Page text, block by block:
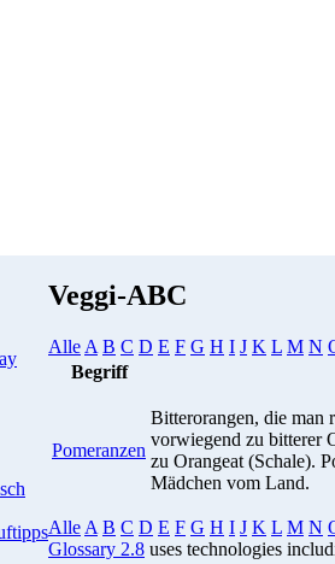
Veggi-ABC
Alle A B C D E F G H I J K L M N
Begriff
Pomeranzen
Bitterorangen, die man
vorwiegend zu bitterer
zu Orangeat (Schale).
Mädchen vom Land.
Alle A B C D E F G H I J K L M N
Glossary 2.8 uses technologies